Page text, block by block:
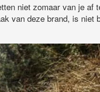
niet zomaar van je af
van deze brand, is niet